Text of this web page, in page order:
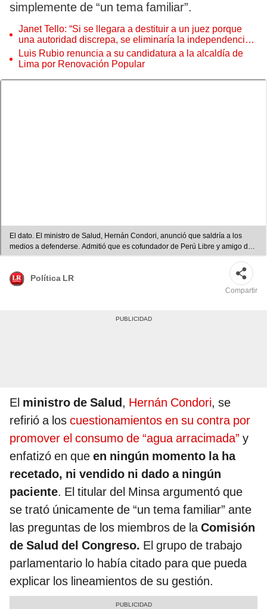
simplemente de “un tema familiar”.
Janet Tello: “Si se llegara a destituir a un juez porque
una autoridad discrepa, se eliminaría la independencia
judicial”
Luis Rubio renuncia a su candidatura a la alcaldía de
Lima por Renovación Popular
El dato. El ministro de Salud, Hernán Condori, anunció que saldría a los
medios a defenderse. Admitió que es cofundador de Perú Libre y amigo de
Vladimir Cerrón. Foto: Félix Contreras / La República
Política LR
Compartir
El ministro de Salud, Hernán Condori, se
refirió a los cuestionamientos en su contra por
promover el consumo de “agua arracimada” y
enfatizó en que en ningún momento la ha
recetado, ni vendido ni dado a ningún
paciente. El titular del Minsa argumentó que
se trató únicamente de “un tema familiar” ante
las preguntas de los miembros de laComisión
de Salud del Congreso. El grupo de trabajo
parlamentario lo había citado para que pueda
explicar los lineamientos de su gestión.